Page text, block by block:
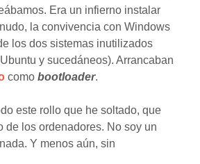
Era un infierno instalar
la convivencia con Windows
los dos sistemas inutilizados
y sucedáneos). Arrancaban
comobootloader.
este rollo que he soltado, que
de los ordenadores. No soy un
Y menos aún, sin